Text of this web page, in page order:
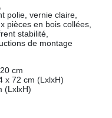
polie, vernie claire,
pièces en bois collées,
stabilité,
de montage
cm
x 72 cm (LxlxH)
(LxlxH)